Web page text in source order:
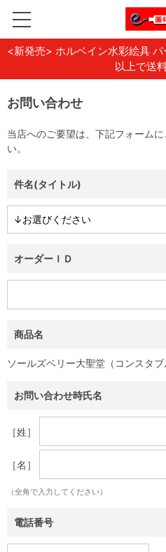
<新発売> ホルベイン水彩絵具
以上で送
お問い合わせ
当店へのご要望は、下記フォーム
い。
件名(タイトル)
オーダーＩＤ
商品名
ソールズベリー大聖堂（コンスタ
お問い合わせ時氏名
［姓］
［名］
（全角で入力してください）
電話番号